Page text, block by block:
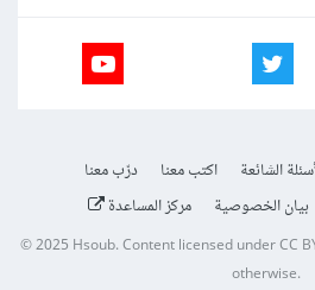
الشائعة اكتب معنا
درّب معنا
بيان الخصوصية مركز المساعدة
© 2025Hsoub.Content licensed underCC
otherwise.